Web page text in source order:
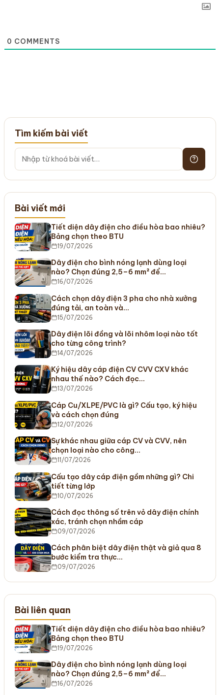
0 COMMENTS
Tìm kiếm bài viết
Bài viết mới
Tiết diện dây điện cho điều hòa bao nhiêu?
Bảng chọn theo BTU
19/07/2026
Dây điện cho bình nóng lạnh dùng loại
nào? Chọn đúng 2,5–6 mm² để…
16/07/2026
Cách chọn dây điện 3 pha cho nhà xưởng
đúng tải, an toàn và…
15/07/2026
Dây điện lõi đồng và lõi nhôm loại nào tốt
cho từng công trình?
14/07/2026
Ký hiệu dây cáp điện CV CVV CXV khác
nhau thế nào? Cách đọc…
13/07/2026
Cáp Cu/XLPE/PVC là gì? Cấu tạo, ký hiệu
và cách chọn đúng
12/07/2026
Sự khác nhau giữa cáp CV và CVV, nên
chọn loại nào cho công…
11/07/2026
Cấu tạo dây cáp điện gồm những gì? Chi
tiết từng lớp
10/07/2026
Cách đọc thông số trên vỏ dây điện chính
xác, tránh chọn nhầm cáp
09/07/2026
Cách phân biệt dây điện thật và giả qua 8
bước kiểm tra thực…
09/07/2026
Bài liên quan
Tiết diện dây điện cho điều hòa bao nhiêu?
Bảng chọn theo BTU
19/07/2026
Dây điện cho bình nóng lạnh dùng loại
nào? Chọn đúng 2,5–6 mm² để…
16/07/2026